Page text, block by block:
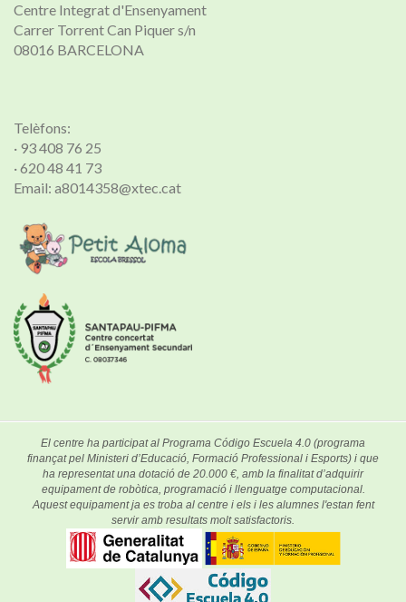
Centre Integrat d'Ensenyament
Carrer Torrent Can Piquer s/n
08016 BARCELONA
Telèfons:
· 93 408 76 25
· 620 48 41 73
Email: a8014358@xtec.cat
El centre ha participat al Programa Código Escuela 4.0 (programa
finançat pel Ministeri d’Educació, Formació Professional i Esports) i que
ha representat una dotació de 20.000 €, amb la finalitat d’adquirir
equipament de robòtica, programació i llenguatge computacional.
Aquest equipament ja es troba al centre i els i les alumnes l'estan fent
servir amb resultats molt satisfactoris.